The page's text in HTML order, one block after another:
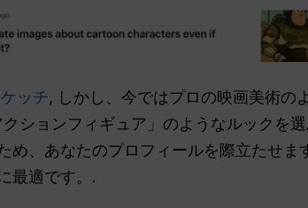
ッチ, しかし、今ではプロの映画美術の
ションフィギュア」のようなルックを
め、あなたのプロフィールを際立たせ
最適です。.